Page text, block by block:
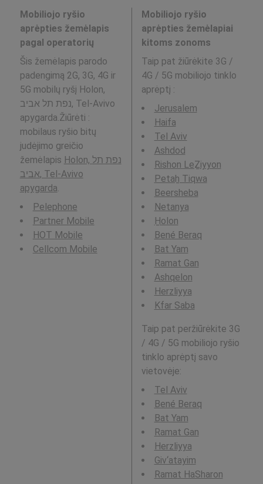
Mobiliojo ryšio
aprėpties žemėlapis
pagal operatorių
Šis žemėlapis parodo
padengimą 2G, 3G, 4G ir
5G mobilų ryšį Holon,
נפת תל אביב, Tel-Avivo
apygarda.Žiūrėti :
mobilaus ryšio bitų
judėjimo greičio
žemėlapis Holon, נפת תל
אביב, Tel-Avivo
apygarda.
Pelephone
Partner Mobile
HOT Mobile
Cellcom Mobile
Mobiliojo ryšio
aprėpties žemėlapiai
kitoms zonoms
Taip pat žiūrėkite 3G /
4G / 5G mobiliojo tinklo
aprėptį :
Jerusalem
Haifa
Tel Aviv
Ashdod
Rishon LeẔiyyon
Petaẖ Tiqwa
Beersheba
Netanya
H̱olon
Bené Beraq
Bat Yam
Ramat Gan
Ashqelon
Herzliyya
Kfar Saba
Taip pat peržiūrėkite 3G
/ 4G / 5G mobiliojo ryšio
tinklo aprėptį savo
vietovėje:
Tel Aviv
Bené Beraq
Bat Yam
Ramat Gan
Herzliyya
Giv‘atayim
Ramat HaSharon